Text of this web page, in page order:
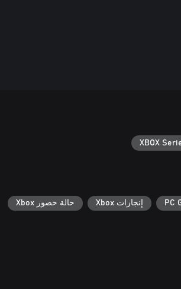
XBOX
PC إنجازات Xbox حالة حضور Xbox